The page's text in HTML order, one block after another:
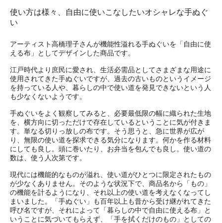
使い方は様々、自由に使いこなしたいオシャレな手ぬぐ
い
アーティスト高橋理子さんが機能性溢れる手ぬぐいを「自由に使
える布」としてデザインした商品です。
江戸時代より庶民に愛され、生活必需品としてさまざまな用途に
使用されてきた手ぬぐいですが、過去の古いものというイメージ
を持っている人や、暮らしの中で使い道を発見できないという人
も少なくないようです。
手ぬぐいをよく観察してみると、必要最低限の幅に織られた生地
を、横方向に切っただけで存在しているということに気が付きま
す。単なる切りっ放しの布です。そう思うと、急に世界が広が
り、無限の使い道を探求できる気分になります。何かを作る材料
にしても良し。頭に巻いたり、お弁当を包んでも良し。使い道の
数は、使う人次第です。
現代には機能的なものが溢れ、使い道がひとつに限定されたもの
が少なくありません。そのような状況下で、商品名から「もの」
の機能を計るようになり、それ以上の使い道を考えなくなってし
まいました。「手ぬぐい」も百年以上も昔から受け継がれてきた
呼び名ですが、それによって「暮らしの中で自由に使える布」と
いうことに気づいてもらえず、「手を拭くだけのもの」としての